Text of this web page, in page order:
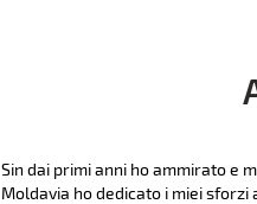
Sin dai primi anni ho ammirato e
Moldavia ho dedicato i miei